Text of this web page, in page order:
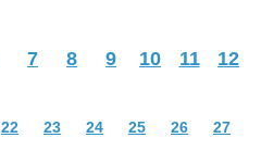
7 8 9 10 11
12
22 23 24 25 26
27